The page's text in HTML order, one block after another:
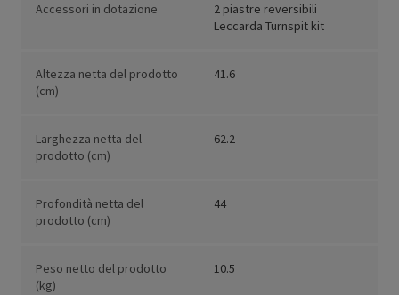
Accessori in dotazione
2 piastre reversibili
Leccarda Turnspit kit
Altezza netta del prodotto
(cm)
41.6
Larghezza netta del
prodotto (cm)
62.2
Profondità netta del
prodotto (cm)
44
Peso netto del prodotto
(kg)
10.5